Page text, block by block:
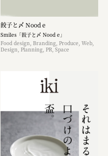
餃子と〆 Nood e
Smiles「餃子と〆 Nood e」
Food design, Branding, Produce, Web,
Design, Planning, PR, Space